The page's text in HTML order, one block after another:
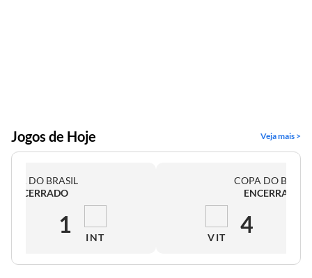
Jogos de Hoje Veja mais >
DO BRASIL
ENCERRADO
1 INT
COPA DO
ENCERRADO
VIT 4